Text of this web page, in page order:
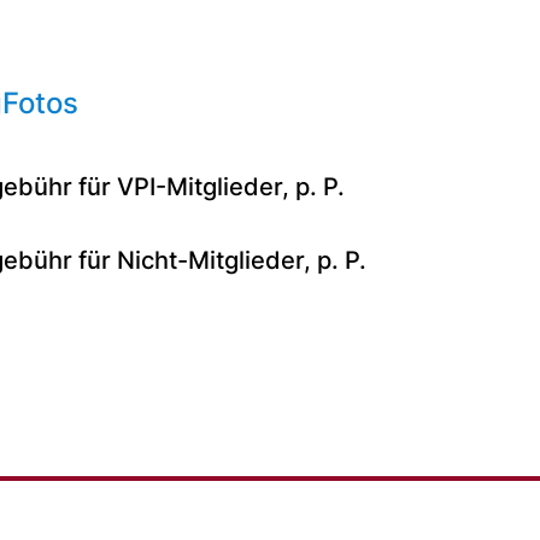
Fotos
für VPI-Mitglieder, p. P.
für Nicht-Mitglieder, p. P.